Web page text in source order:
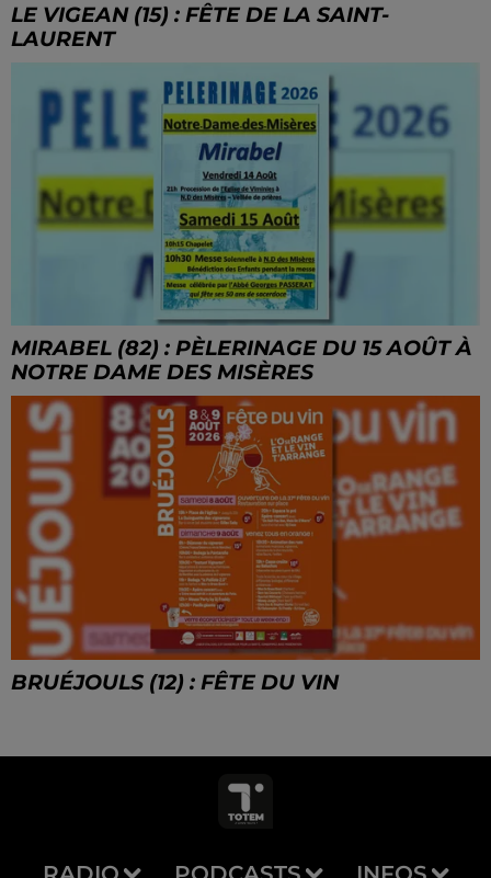
LE VIGEAN (15) : FÊTE DE LA SAINT-
LAURENT
MIRABEL (82) : PÈLERINAGE DU 15 AOÛT À
NOTRE DAME DES MISÈRES
BRUÉJOULS (12) : FÊTE DU VIN